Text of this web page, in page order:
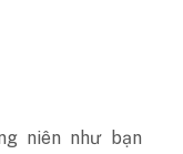
niên như bạn